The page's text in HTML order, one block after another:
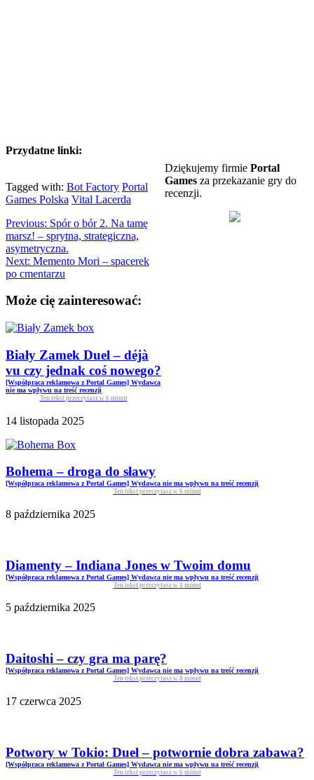
Dziękujemy firmie Portal
Games za przekazanie gry do
recenzji.
Przydatne linki:
Tagged with: Bot Factory Portal
Games Polska Vital Lacerda
Previous: Spór o bór 2. Na tamę
marsz! – sprytna, strategiczna,
asymetryczna.
Next: Memento Mori – spacerek
po cmentarzu
Może cię zainteresować:
Biały Zamek Duel – déjà
vu czy jednak coś nowego?
[Współpraca reklamowa z Portal Games] Wydawca
nie ma wpływu na treść recenzji
Ten tekst przeczytasz w 6 minut
14 listopada 2025
Bohema – droga do sławy
[Współpraca reklamowa z Portal Games] Wydawca nie ma wpływu na treść recenzji
Ten tekst przeczytasz w 6 minut
8 października 2025
Diamenty – Indiana Jones w Twoim domu
[Współpraca reklamowa z Portal Games] Wydawca nie ma wpływu na treść recenzji
Ten tekst przeczytasz w 4 minut
5 października 2025
Daitoshi – czy gra ma parę?
[Współpraca reklamowa z Portal Games] Wydawca nie ma wpływu na treść recenzji
Ten tekst przeczytasz w 8 minut
17 czerwca 2025
Potwory w Tokio: Duel – potwornie dobra zabawa?
[Współpraca reklamowa z Portal Games] Wydawca nie ma wpływu na treść recenzji
Ten tekst przeczytasz w 6 minut